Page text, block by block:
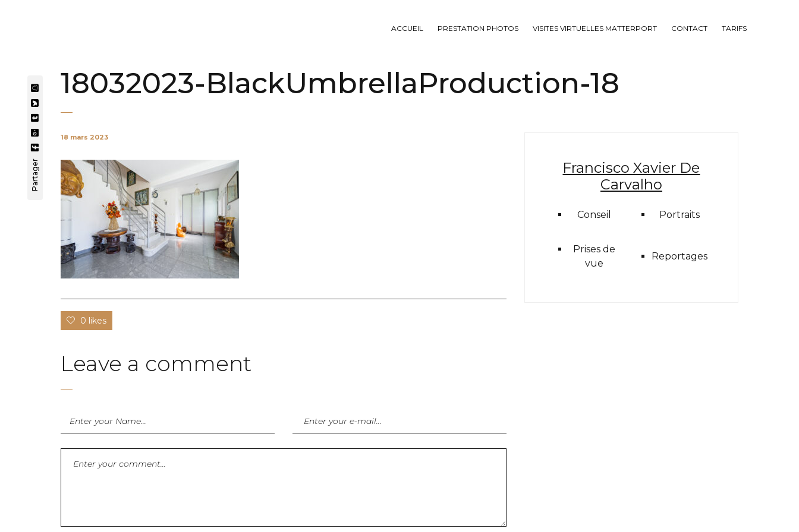
ACCUEIL PRESTATION PHOTOS VISITES VIRTUELLES MATTERPORT CONTACT TARIFS
18032023-BlackUmbrellaProduction-18
Partager
18 mars 2023
0 likes
Leave a comment
Francisco Xavier De
Carvalho
Conseil Portraits
Prises de
vue
Reportages